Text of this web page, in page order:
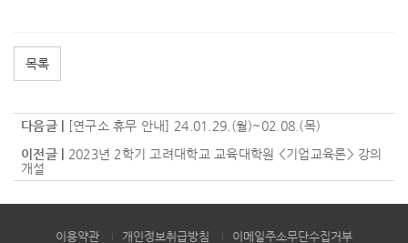
목록
다음글 |
[연구소 휴무 안내] 24.01.29.(월)~02.08.(목)
이전글 | 2023년 2학기 고려대학교 교육대학원 <기업교육론> 강의
개설
이용약관 개인정보취급방침 이메일주소무단수집거부